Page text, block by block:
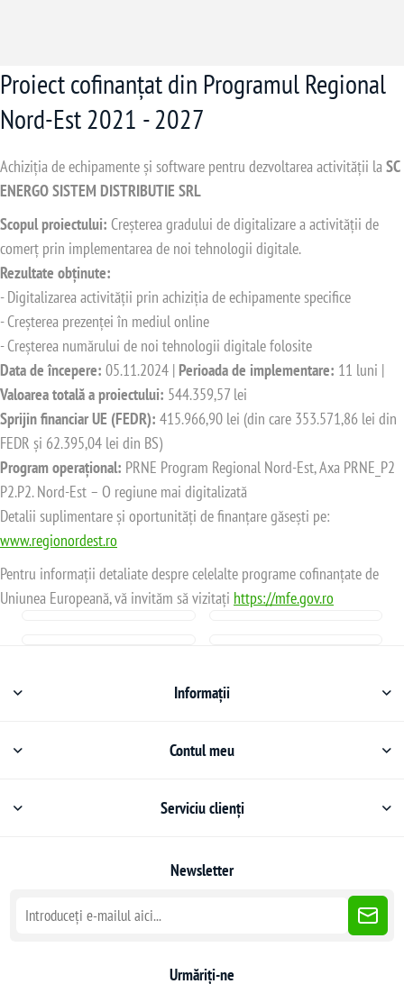
Proiect cofinanțat din Programul Regional
Nord-Est 2021 - 2027
Achiziția de echipamente și software pentru dezvoltarea activității laSC
ENERGO SISTEM DISTRIBUTIE SRL
Scopul proiectului: Creșterea gradului de digitalizare a activității de
comerț prin implementarea de noi tehnologii digitale.
Rezultate obținute:
- Digitalizarea activității prin achiziția de echipamente specifice
- Creșterea prezenței în mediul online
- Creșterea numărului de noi tehnologii digitale folosite
Data de începere: 05.11.2024 | Perioada de implementare: 11 luni |
Valoarea totală a proiectului: 544.359,57 lei
Sprijin financiar UE (FEDR): 415.966,90 lei (din care 353.571,86 lei din
FEDR și 62.395,04 lei din BS)
Program operațional: PRNE Program Regional Nord-Est, Axa PRNE_P2
P2.P2. Nord-Est – O regiune mai digitalizată
Detalii suplimentare și oportunități de finanțare găsești pe:
www.regionordest.ro
Pentru informații detaliate despre celelalte programe cofinanțate de
Uniunea Europeană, vă invităm să vizitați https://mfe.gov.ro
Informații
Contul meu
Serviciu clienți
Newsletter
Urmăriți-ne